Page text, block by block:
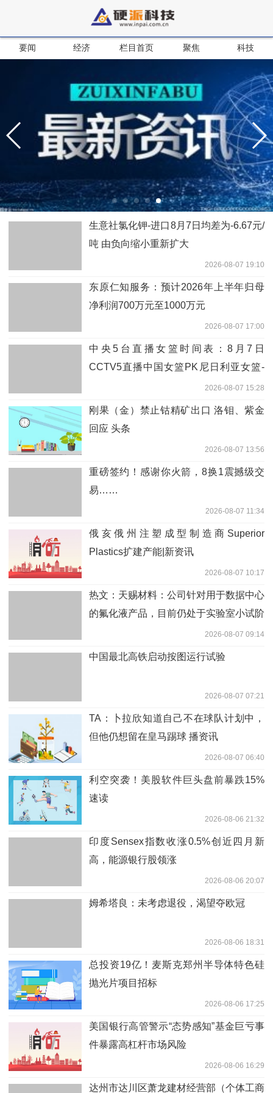
要闻 经济 栏目首页 聚焦 科技
生意社氯化钾-进口8月7日均差为-6.67元/
吨 由负向缩小重新扩大
2026-08-07 19:10
东原仁知服务：预计2026年上半年归母
净利润700万元至1000万元
2026-08-07 17:00
中央5台直播女篮时间表：8月7日
CCTV5直播中国女篮PK尼日利亚女篮-
2026-08-07 15:28
刚果（金）禁止钴精矿出口 洛钼、紫金
回应 头条
2026-08-07 13:56
重磅签约！感谢你火箭，8换1震撼级交
易……
2026-08-07 11:34
俄亥俄州注塑成型制造商Superior
Plastics扩建产能|新资讯
2026-08-07 10:17
热文：天赐材料：公司针对用于数据中心
的氟化液产品，目前仍处于实验室小试阶
2026-08-07 09:14
中国最北高铁启动按图运行试验
2026-08-07 07:21
TA：卜拉欣知道自己不在球队计划中，
但他仍想留在皇马踢球 播资讯
2026-08-07 06:40
利空突袭！美股软件巨头盘前暴跌15%
速读
2026-08-06 21:32
印度Sensex指数收涨0.5%创近四月新
高，能源银行股领涨
2026-08-06 20:07
姆希塔良：未考虑退役，渴望夺欧冠
2026-08-06 18:31
总投资19亿！麦斯克郑州半导体特色硅
抛光片项目招标
2026-08-06 17:25
美国银行高管警示“态势感知”基金巨亏事
件暴露高杠杆市场风险
2026-08-06 16:29
达州市达川区萧龙建材经营部（个体工商